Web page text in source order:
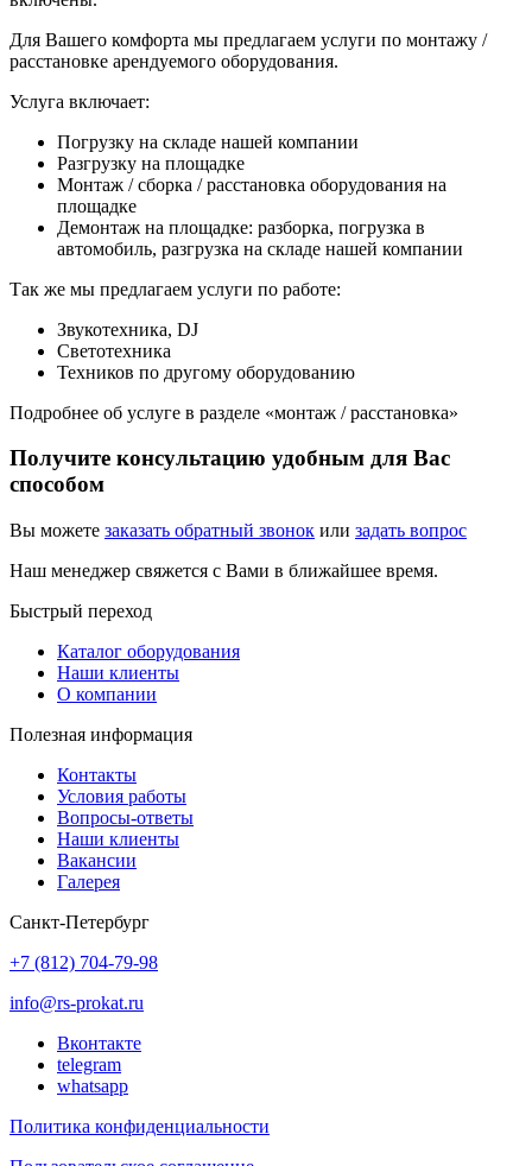
Для Вашего комфорта мы предлагаем услуги по монтажу /
расстановке арендуемого оборудования.
Услуга включает:
Погрузку на складе нашей компании
Разгрузку на площадке
Монтаж / сборка / расстановка оборудования на
площадке
Демонтаж на площадке: разборка, погрузка в
автомобиль, разгрузка на складе нашей компании
Так же мы предлагаем услуги по работе:
Звукотехника, DJ
Светотехника
Техников по другому оборудованию
Подробнее об услуге в разделе «монтаж / расстановка»
Получите консультацию удобным для Вас
способом
Вы можете заказать обратный звонок или задать вопрос
Наш менеджер свяжется с Вами в ближайшее время.
Быстрый переход
Каталог оборудования
Наши клиенты
О компании
Полезная информация
Контакты
Условия работы
Вопросы-ответы
Наши клиенты
Вакансии
Галерея
Санкт-Петербург
+7 (812) 704-79-98
info@rs-prokat.ru
Вконтакте
telegram
whatsapp
Политика конфиденциальности